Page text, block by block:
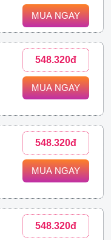
MUA NGAY
548.320đ
MUA NGAY
548.320đ
MUA NGAY
548.320đ